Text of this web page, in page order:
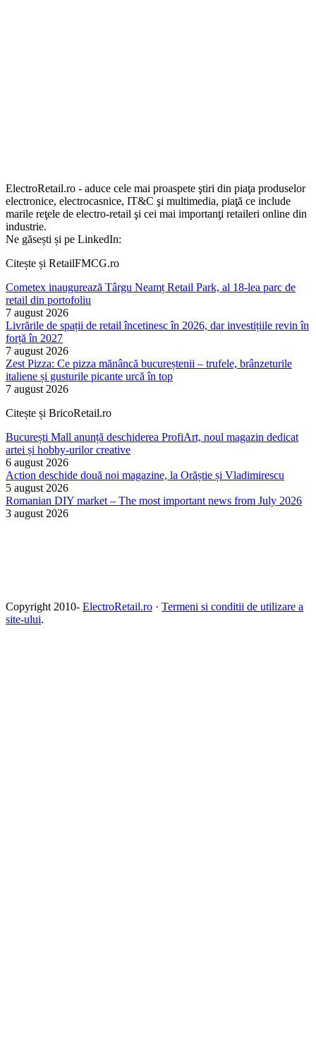
ElectroRetail.ro - aduce cele mai proaspete ştiri din piaţa produselor
electronice, electrocasnice, IT&C şi multimedia, piaţă ce include
marile reţele de electro-retail şi cei mai importanţi retaileri online din
industrie.
Ne găsești și pe LinkedIn:
Citește și RetailFMCG.ro
Cometex inaugurează Târgu Neamț Retail Park, al 18-lea parc de
retail din portofoliu
7 august 2026
Livrările de spații de retail încetinesc în 2026, dar investițiile revin în
forță în 2027
7 august 2026
Zest Pizza: Ce pizza mănâncă bucureștenii – trufele, brânzeturile
italiene și gusturile picante urcă în top
7 august 2026
Citește și BricoRetail.ro
București Mall anunță deschiderea ProfiArt, noul magazin dedicat
artei și hobby-urilor creative
6 august 2026
Action deschide două noi magazine, la Orăștie și Vladimirescu
5 august 2026
Romanian DIY market – The most important news from July 2026
3 august 2026
Copyright 2010- ElectroRetail.ro · Termeni si conditii de utilizare a
site-ului.